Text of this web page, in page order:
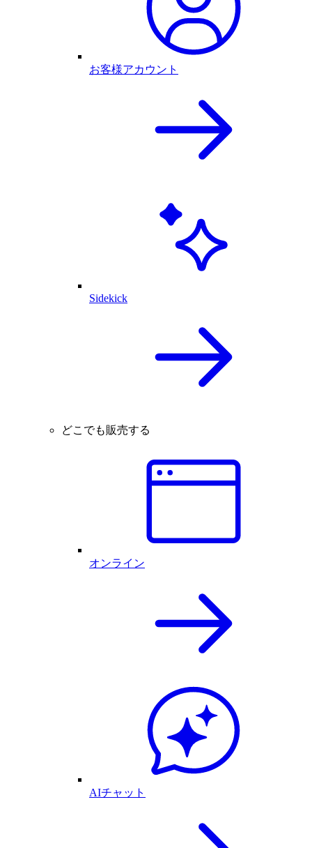
お客様アカウント
Sidekick
どこでも販売する
オンライン
AIチャット